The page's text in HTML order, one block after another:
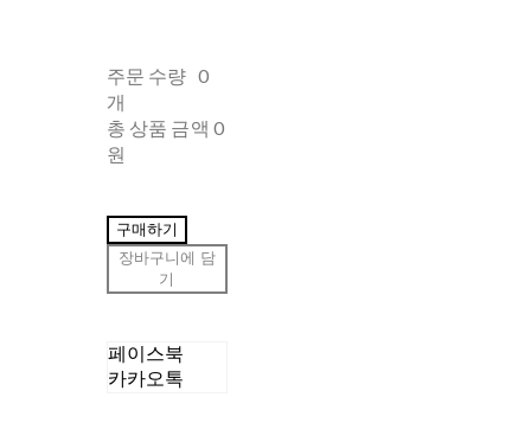
주문 수량 0
개
총 상품 금액 0
원
구매하기
장바구니에 담
기
페이스북
카카오톡